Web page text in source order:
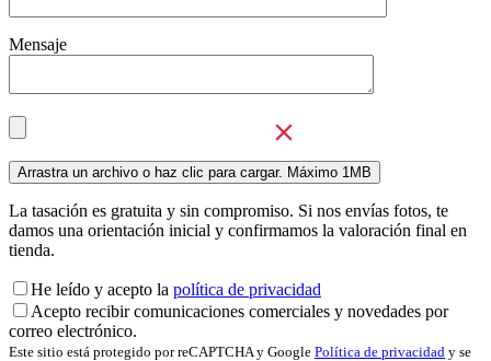
Mensaje
La tasación es gratuita y sin compromiso. Si nos envías fotos, te
damos una orientación inicial y confirmamos la valoración final en
tienda.
He leído y acepto la política de privacidad
Acepto recibir comunicaciones comerciales y novedades por
correo electrónico.
Este sitio está protegido por reCAPTCHA y Google Política de privacidad y se